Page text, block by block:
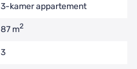
3-kamer appartement
87 m2
3